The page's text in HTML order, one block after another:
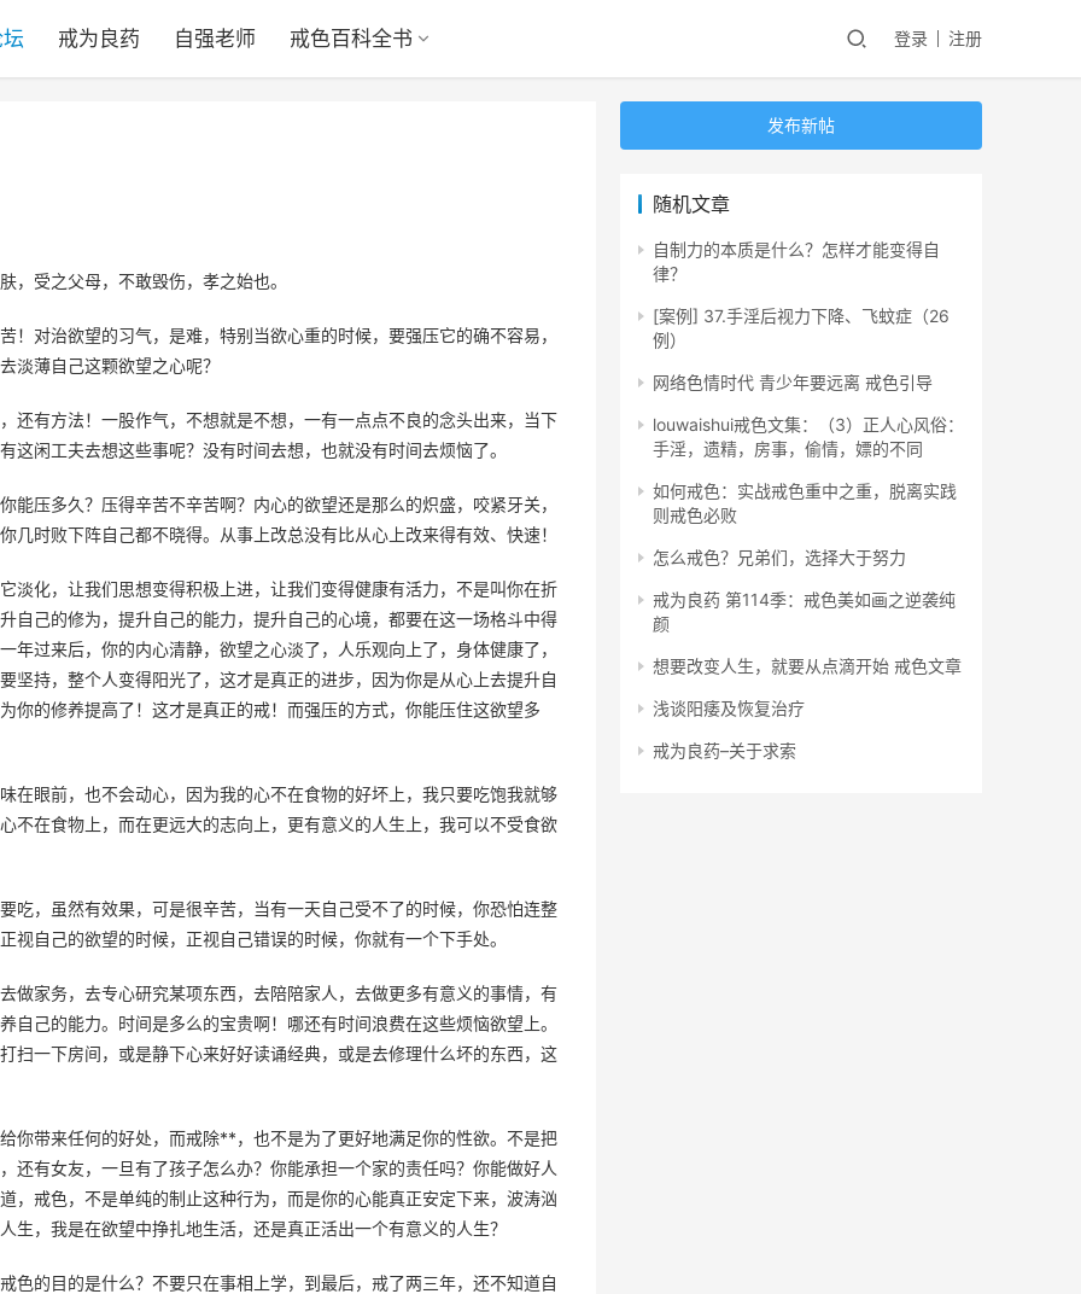
戒为良药 自强老师 戒色百科全书 登录 注册
，受之父母，不敢毁伤，孝之始也。
对治欲望的习气，是难，特别当欲心重的时候，要强压它的确不容易，
淡薄自己这颗欲望之心呢？
还有方法！一股作气，不想就是不想，一有一点点不良的念头出来，当下
闲工夫去想这些事呢？没有时间去想，也就没有时间去烦恼了。
压多久？压得辛苦不辛苦啊？内心的欲望还是那么的炽盛，咬紧牙关，
时败下阵自己都不晓得。从事上改总没有比从心上改来得有效、快速！
淡化，让我们思想变得积极上进，让我们变得健康有活力，不是叫你在折
自己的修为，提升自己的能力，提升自己的心境，都要在这一场格斗中得
过来后，你的内心清静，欲望之心淡了，人乐观向上了，身体健康了，
坚持，整个人变得阳光了，这才是真正的进步，因为你是从心上去提升自
你的修养提高了！这才是真正的戒！而强压的方式，你能压住这欲望多
在眼前，也不会动心，因为我的心不在食物的好坏上，我只要吃饱我就够
不在食物上，而在更远大的志向上，更有意义的人生上，我可以不受食欲
吃，虽然有效果，可是很辛苦，当有一天自己受不了的时候，你恐怕连整
自己的欲望的时候，正视自己错误的时候，你就有一个下手处。
做家务，去专心研究某项东西，去陪陪家人，去做更多有意义的事情，有
己的能力。时间是多么的宝贵啊！哪还有时间浪费在这些烦恼欲望上。
扫一下房间，或是静下心来好好读诵经典，或是去修理什么坏的东西，这
你带来任何的好处，而戒除**，也不是为了更好地满足你的性欲。不是把
还有女友，一旦有了孩子怎么办？你能承担一个家的责任吗？你能做好人
，戒色，不是单纯的制止这种行为，而是你的心能真正安定下来，波涛汹
，我是在欲望中挣扎地生活，还是真正活出一个有意义的人生？
色的目的是什么？不要只在事相上学，到最后，戒了两三年，还不知道自
发布新帖
随机文章
自制力的本质是什么？怎样才能变得自
律？
[案例] 37.手淫后视力下降、飞蚊症（26
例）
网络色情时代 青少年要远离 戒色引导
louwaishui戒色文集：（3）正人心风俗：
手淫，遗精，房事，偷情，嫖的不同
如何戒色：实战戒色重中之重，脱离实践
则戒色必败
怎么戒色？兄弟们，选择大于努力
戒为良药 第114季：戒色美如画之逆袭纯
颜
想要改变人生，就要从点滴开始 戒色文章
浅谈阳痿及恢复治疗
戒为良药–关于求索